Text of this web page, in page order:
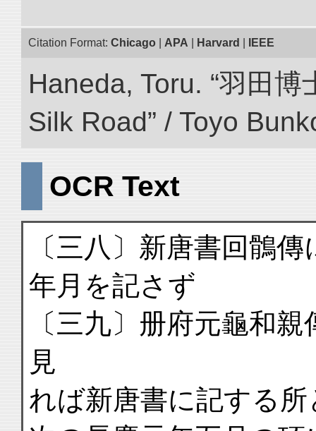
Citation Format: Chicago APA Harvard IEEE
Haneda, Toru. “羽田博
Silk Road” / Toyo
OCR Text
〔三八〕新唐書回鶻
年月を記さず
〔三九〕册府元龜和
見
れば新唐書に記する